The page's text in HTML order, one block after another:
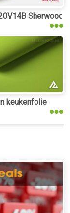
Sherwood
3212
keukenfolie